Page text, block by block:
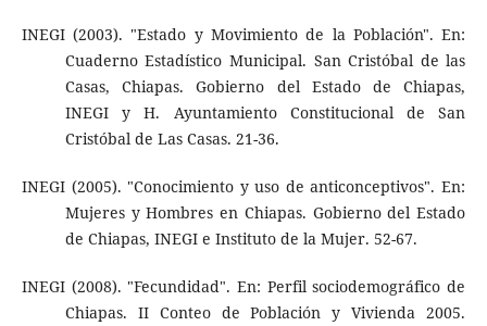
INEGI (2003). "Estado y Movimiento de la Población". En:
Cuaderno Estadístico Municipal. San Cristóbal de las
Casas, Chiapas. Gobierno del Estado de Chiapas,
INEGI y H. Ayuntamiento Constitucional de San
Cristóbal de Las Casas. 21-36.
INEGI (2005). "Conocimiento y uso de anticonceptivos". En:
Mujeres y Hombres en Chiapas. Gobierno del Estado
de Chiapas, INEGI e Instituto de la Mujer. 52-67.
INEGI (2008). "Fecundidad". En: Perfil sociodemográfico de
Chiapas. II Conteo de Población y Vivienda 2005.